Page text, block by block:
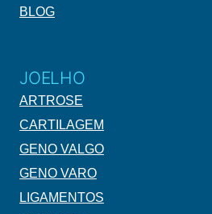
BLOG
JOELHO
ARTROSE
CARTILAGEM
GENO VALGO
GENO VARO
LIGAMENTOS